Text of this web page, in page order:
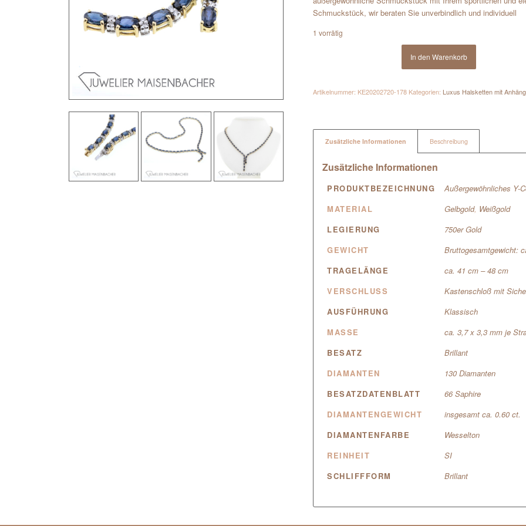
Schmuckstück, wir beraten Sie unverbindlich und individuell
1 vorrätig
In den Warenkorb
Artikelnummer: KE20202720-178 Kategorien: Luxus Halsketten mit
Zusätzliche Informationen Beschreibung
Zusätzliche Informationen
PRODUKTBEZEICHNUNG
Außergewöhnliches Y-
MATERIAL
Gelbgold, Weißgold
LEGIERUNG
750er Gold
GEWICHT
Bruttogesamtgewicht:
TRAGELÄNGE
ca. 41 cm – 48 cm
VERSCHLUSS
Kastenschloß mit
AUSFÜHRUNG
Klassisch
MASSE
ca. 3,7 x 3,3 mm je
BESATZ
Brillant
DIAMANTEN
130 Diamanten
BESATZDATENBLATT
66 Saphire
DIAMANTENGEWICHT
insgesamt ca. 0.60 ct.
DIAMANTENFARBE
Wesselton
REINHEIT
SI
SCHLIFFFORM
Brillant